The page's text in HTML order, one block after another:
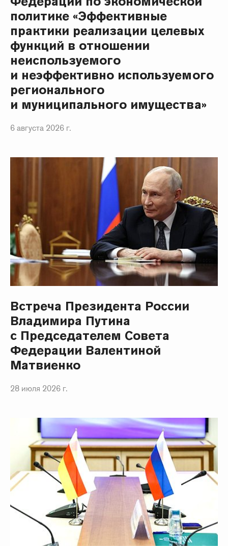
политике «Эффективные
практики реализации целевых
функций в отношении
неиспользуемого
и неэффективно используемого
регионального
и муниципального имущества»
6 августа 2026 г.
Встреча Президента России
Владимира Путина
с Председателем Совета
Федерации Валентиной
Матвиенко
28 июля 2026 г.